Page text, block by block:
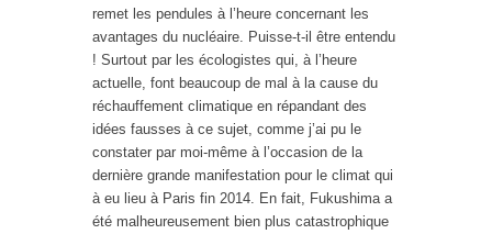
remet les pendules à l’heure concernant les
avantages du nucléaire. Puisse-t-il être entendu
! Surtout par les écologistes qui, à l’heure
actuelle, font beaucoup de mal à la cause du
réchauffement climatique en répandant des
idées fausses à ce sujet, comme j’ai pu le
constater par moi-même à l’occasion de la
dernière grande manifestation pour le climat qui
à eu lieu à Paris fin 2014. En fait, Fukushima a
été malheureusement bien plus catastrophique